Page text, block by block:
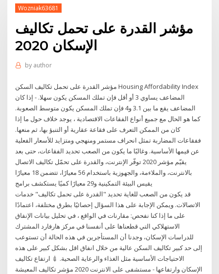
Wozniak63681
مؤشر القدرة على تحمل تكاليف
الإسكان 2020
by author
مؤشر القدرة على تحمل تكاليف السكن Housing Affordability Index
المضاعف يساوي 3 أو أقل فإن تملك المسكن يكون سهلا. - إذا كان
المضاعف يقع ما بين 3.1 و4 فإن تملك المسكن يكون متوسط الصعوبة.
كما هو الحال مع جميع أنواع الفقاعات الاقتصادية ، يوجد خلاف حول ما إذا
كان من الممكن التعرف على فقاعة عقارية أو التنبؤ بها، ثم منعها.
ففقاعات المضاربة تمثل انحراف مستمر ومنهجي ومتزايد للأسعار الفعلية
عن قيمها الأساسية. وغالبًا ما يكون من الصعب تحديد الفقاعات، حتى بعد
يقيّم مؤشر 2020 توفّر الإنترنت، والقدرة على تحمّل تكاليف الاتصال
بالانترنت، والملاءمة، والجهوزية باستخدام 56 معيارًا، تتضمن 18 معيارًا
يقيس البيئة التمكينية و29 معيارًا كميًا يستكشف برامج
قد يكون من الصعب للغاية تحديد "القدرة على تحمل تكاليف" خدمات
الاتصالات. ويمكن الإجابة على هذا السؤال إحصائيًا بطرق مختلفة، اعتمادًا
على ما إذا كنا نفحص: مقارنات في الواقع ، في تحليل بيانات الإنفاق
الاستهلاكي التي قطعناها على أنفسنا في مركز هارفارد المشترك
للدراسات الإسكان، وجدنا أن المستأجرين في هذه الحالة أن تستوعب
إلى حد كبير تكاليف السكن عالية من خلال انفاق اقل بشكل كبير على هذه
الاحتياجات الأساسية مثل الغذاء والرعاية الصحية. 💉 ارتفاع تكاليف
الإسكان وارتفاعها - مستشفى على الانترنت 2020 مؤشر تكاليف المعيشة